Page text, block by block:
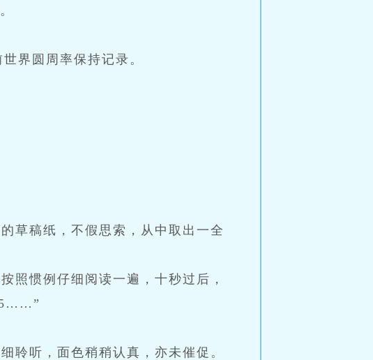
界圆周率保持记录。
草稿纸，不假思索，从中取出一全
照惯例仔细阅读一遍，十秒过后，
聆听，面色稍稍认真，亦未催促。